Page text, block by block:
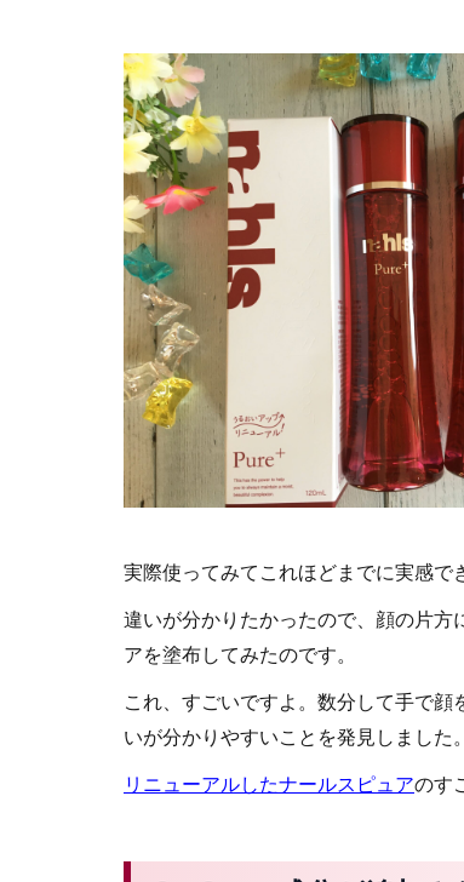
実際使ってみてこれほどまでに実感で
違いが分かりたかったので、顔の片方
アを塗布してみたのです。
これ、すごいですよ。数分して手で
いが分かりやすいことを発見しました。
リニューアルしたナールスピュアのす